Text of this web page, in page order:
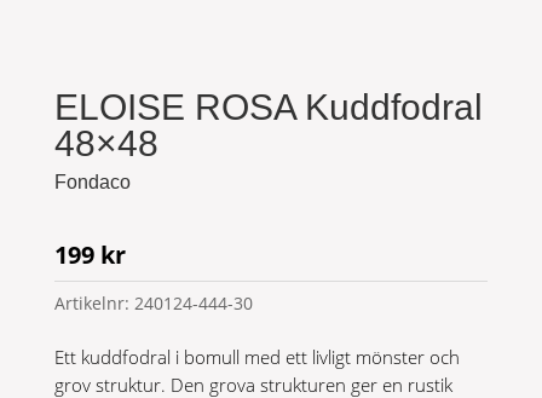
ELOISE ROSA Kuddfodral
48×48
Fondaco
199 kr
Artikelnr: 240124-444-30
Ett kuddfodral i bomull med ett livligt mönster och
grov struktur. Den grova strukturen ger en rustik